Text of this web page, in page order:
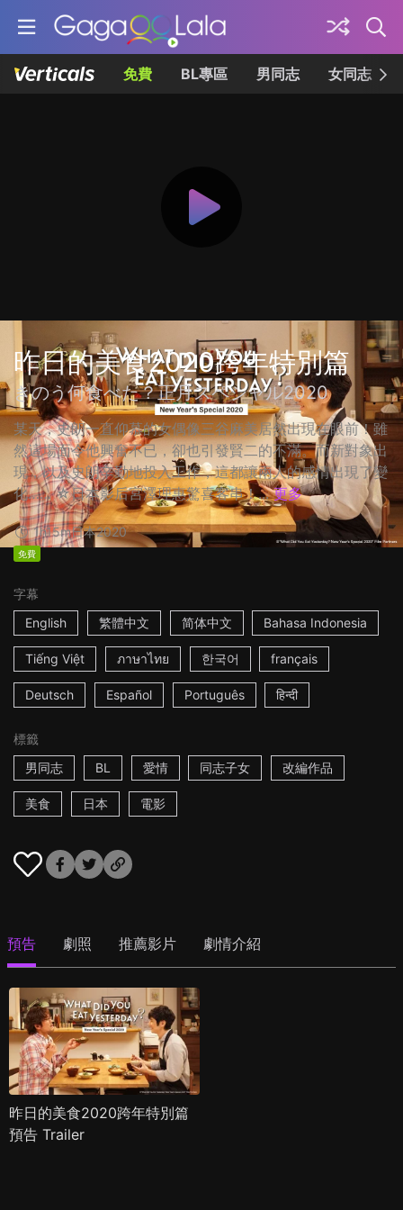
免費 BL專區 男同志 女同志
昨日的美食2020跨年特別篇
きのう何食べた？正月スペシャル2020
某天，史朗一直仰慕的女偶像三谷麻美居然出現在眼前！雖
然這場面令他興奮不已，卻也引發賢二的不滿。而新對象出
現，以及史朗辛勤地投入工作，這都讓兩人的感情出現了變
化…… ☆日本影后宮澤理惠驚喜客串！... 更多
1h15m日本2020
免費
字幕
English
繁體中文 简体中文 Bahasa Indonesia
Tiếng Việt ภาษาไทย 한국어 français
Deutsch Español Português हिन्दी
標籤
男同志
BL 愛情 同志子女 改編作品
美食 日本 電影
預告 劇照 推薦影片 劇情介紹
昨日的美食2020跨年特別篇
預告 Trailer